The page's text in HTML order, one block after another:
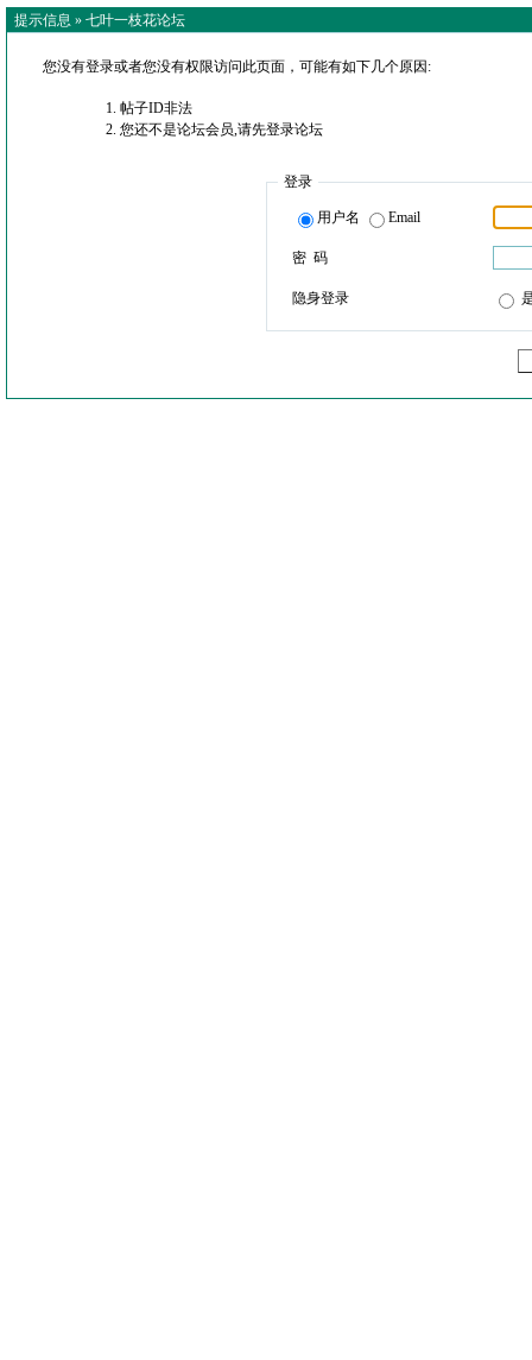
提示信息 » 七叶一枝花论坛
您没有登录或者您没有权限访问此页面，可能有如下几个原因:
帖子ID非法
您还不是论坛会员,请先登录论坛
登录
用户名 Email
密 码
隐身登录